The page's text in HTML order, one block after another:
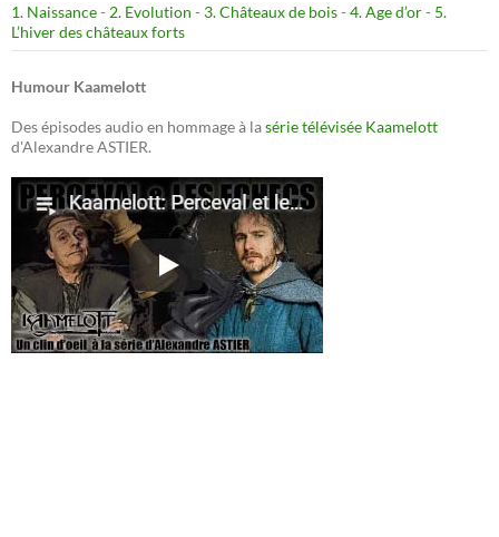
1. Naissance- 2. Evolution - 3. Châteaux de bois- 4. Age d’or- 5.
L’hiver des châteaux forts
Humour Kaamelott
Des épisodes audio en hommage à lasérie télévisée Kaamelott
d'Alexandre ASTIER.